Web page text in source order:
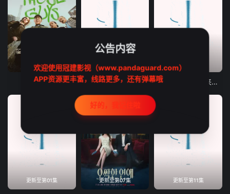
更新至第06集
西区帮派 律政节拍：逆转法庭
更新至第04集
请保持名侦探原来的样子
更新至第01集 更新至第07集 更新至第11集
公告内容
欢迎使用冠建影视（www.pandaguard.com）
APP资源更丰富，线路更多，还有弹幕哦
好的，我记住啦